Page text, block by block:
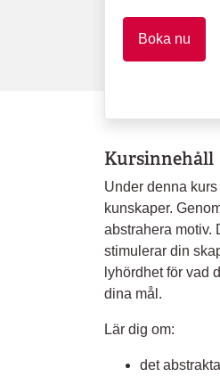
Boka nu
Kursinnehåll
Under denna
kunskaper.
abstrahera motiv.
stimulerar din
lyhördhet för vad
dina mål.
Lär dig om:
det